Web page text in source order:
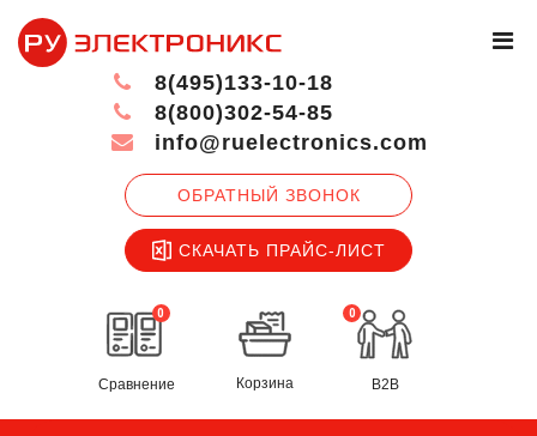
ОБРАТНЫЙ ЗВОНОК
СКАЧАТЬ ПРАЙС-ЛИСТ
8(495)133-10-18
8(800)302-54-85
info@ruelectronics.com
0
Сравнение
0
Корзина B2B